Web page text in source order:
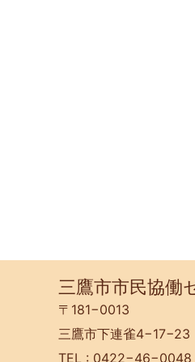
三鷹市市民協働
〒181−0013
三鷹市下連雀4−17−23
TEL : 0422−46−0048